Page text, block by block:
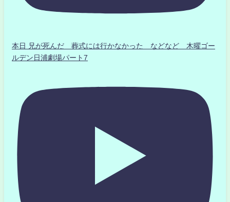
本日 兄が死んだ 葬式には行かなかった などなど 木曜ゴー
ルデン日浦劇場パート7